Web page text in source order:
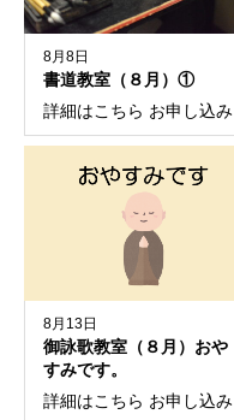
8月8日
書道教室（８月）①
詳細はこちら お申し込み
8月13日
御詠歌教室（８月）おや
すみです。
詳細はこちら お申し込み